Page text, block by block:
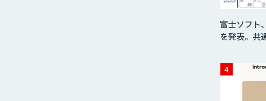
富士ソフト
を発表。共